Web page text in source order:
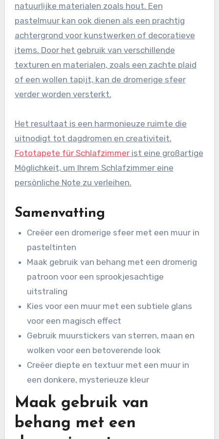
natuurlijke materialen zoals hout. Een
pastelmuur kan ook dienen als een prachtig
achtergrond voor kunstwerken of decoratieve
items. Door het gebruik van verschillende
texturen en materialen, zoals een zachte plaid
of een wollen tapijt, kan de dromerige sfeer
verder worden versterkt.
Het resultaat is een harmonieuze ruimte die
uitnodigt tot dagdromen en creativiteit.
Fototapete für Schlafzimmerist eine großartige
Möglichkeit, um Ihrem Schlafzimmer eine
persönliche Note zu verleihen.
Samenvatting
Creëer een dromerige sfeer met een muur in
pasteltinten
Maak gebruik van behang met een dromerig
patroon voor een sprookjesachtige
uitstraling
Kies voor een muur met een subtiele glans
voor een magisch effect
Gebruik muurstickers van sterren, maan en
wolken voor een betoverende look
Creëer diepte en textuur met een muur in
een donkere, mysterieuze kleur
Maak gebruik van
behang met een